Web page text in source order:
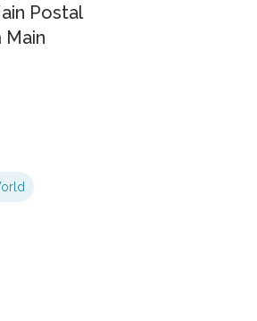
Postal
Main